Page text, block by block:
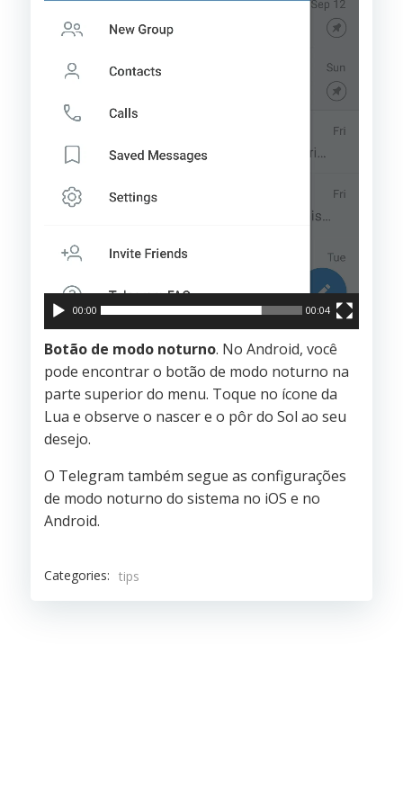
00:00 00:04
Botão de modo noturno. No Android, você
pode encontrar o botão de modo noturno na
parte superior do menu. Toque no ícone da
Lua e observe o nascer e o pôr do Sol ao seu
desejo.
O Telegram também segue as configurações
de modo noturno do sistema no iOS e no
Android.
Categories: tips